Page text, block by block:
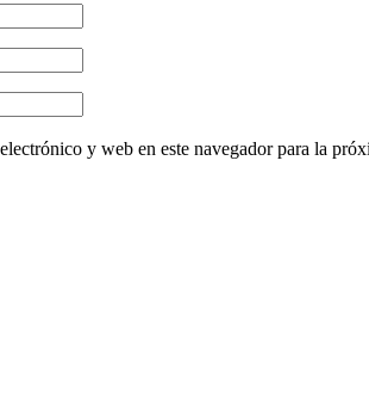
y web en este navegador para la